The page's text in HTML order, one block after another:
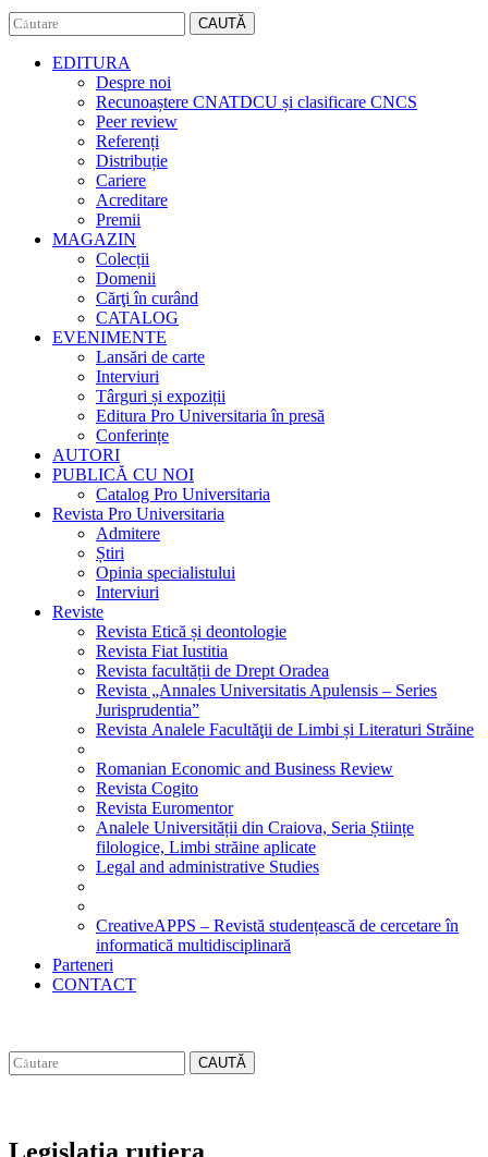
CAUTĂ
EDITURA
Despre noi
Recunoaștere CNATDCU și clasificare CNCS
Peer review
Referenți
Distribuție
Cariere
Acreditare
Premii
MAGAZIN
Colecții
Domenii
Cărţi în curând
CATALOG
EVENIMENTE
Lansări de carte
Interviuri
Târguri și expoziții
Editura Pro Universitaria în presă
Conferințe
AUTORI
PUBLICĂ CU NOI
Catalog Pro Universitaria
Revista Pro Universitaria
Admitere
Știri
Opinia specialistului
Interviuri
Reviste
Revista Etică și deontologie
Revista Fiat Iustitia
Revista facultății de Drept Oradea
Revista „Annales Universitatis Apulensis – Series
Jurisprudentia”
Revista Analele Facultăţii de Limbi și Literaturi Străine
Romanian Economic and Business Review
Revista Cogito
Revista Euromentor
Analele Universității din Craiova, Seria Științe
filologice, Limbi străine aplicate
Legal and administrative Studies
CreativeAPPS – Revistă studențească de cercetare în
informatică multidisciplinară
Parteneri
CONTACT
CAUTĂ